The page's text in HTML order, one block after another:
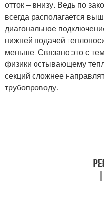
отток – внизу. Ведь по
всегда располагается
диагональное
нижней подачей
меньше. Связано это с
физики остывающему
секций сложнее
трубопроводу.